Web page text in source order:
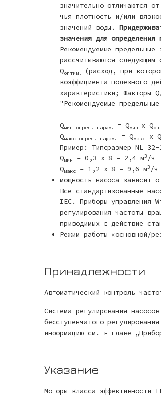
значительно отличаются
чья плотность и/или
значений воды.
значения для определения
Рекомендуемые
рассчитываются следующим
Qоптим.
(расход, при
коэффициента полезного
характеристики; Факторы Q
"Рекомендуемые
Qмин опред. парам. = Qмин x Q
Qмакс опред. парам. = Qмакс x Q
Пример: Типоразмер NL 32-
Qмин = 0,3 x 8 = 2,4 м3 /ч
Qмакс = 1,2 x 8 = 9,6 м3 /ч
мощность насоса зависит
Все стандартизованные
IEC. Приборы управления
регулирования частоты
приводимых в действие
Режим работы «основной/
Принадлежности
Автоматический контроль
Система регулирования
бесступенчатого
информацию см. в главе
Указание
Моторы класса эффективности